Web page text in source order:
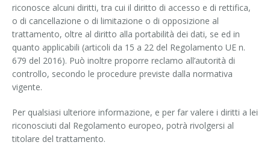
riconosce alcuni diritti, tra cui il diritto di accesso e di rettifica,
o di cancellazione o di limitazione o di opposizione al
trattamento, oltre al diritto alla portabilità dei dati, se ed in
quanto applicabili (articoli da 15 a 22 del Regolamento UE n.
679 del 2016). Può inoltre proporre reclamo all’autorità di
controllo, secondo le procedure previste dalla normativa
vigente.
Per qualsiasi ulteriore informazione, e per far valere i diritti a lei
riconosciuti dal Regolamento europeo, potrà rivolgersi al
titolare del trattamento.